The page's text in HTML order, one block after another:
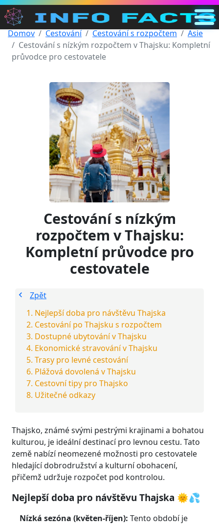
Hlavní
Kategorie
Ostatní
Domov Cestování Cestování s rozpočtem
Asie
Cestování s nízkým rozpočtem v Thajsku: Kompletní
průvodce pro cestovatele
Cestování s nízkým
rozpočtem v Thajsku:
Kompletní průvodce pro
cestovatele
Zpět
Nejlepší doba pro návštěvu Thajska
Cestování po Thajsku s rozpočtem
Dostupné ubytování v Thajsku
Ekonomické stravování v Thajsku
Trasy pro levné cestování
Plážová dovolená v Thajsku
Cestovní tipy pro Thajsko
Užitečné odkazy
Thajsko, známé svými pestrými krajinami a bohatou
kulturou, je ideální destinací pro levnou cestu. Tato
země nabízí neomezené možnosti pro cestovatele
hledající dobrodružství a kulturní obohacení,
přičemž udržuje rozpočet pod kontrolou.
Nejlepší doba pro návštěvu Thajska 🌞💦
Nízká sezóna (květen-říjen): Tento období je